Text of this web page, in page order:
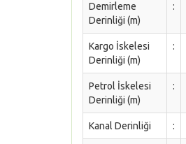
Demirleme
Derinliği (m)
:
Kargo İskelesi
Derinliği (m)
:
Petrol İskelesi
Derinliği (m)
:
Kanal Derinliği :